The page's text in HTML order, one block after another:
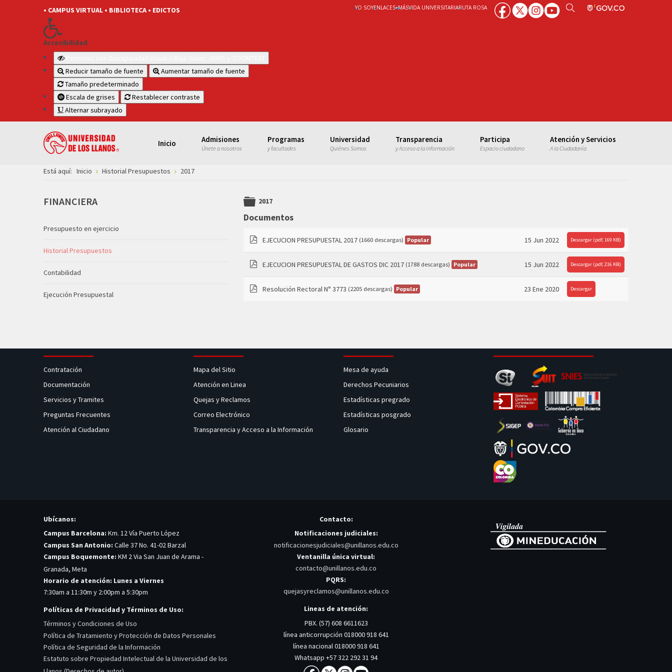
• CAMPUS VIRTUAL • BIBLIOTECA • EDICTOS
Accesibilidad
Reducir tamaño de fuente
Aumentar tamaño de fuente
Tamaño predeterminado
Escala de grises
Restablecer contraste
Alternar subrayado
YO SOYENLACES+MÁSVIDA UNIVERSITARIARUTA ROSA
Inicio Admisiones
Únete a nosotros
Programas
y facultades
Universidad
Quiénes Somos
Transparencia
y Acceso a la información
Participa
Espacio ciudadano
Atención y Servicios
A la Ciudadanía
Está aquí: Inicio Historial Presupuestos 2017
folder
2017
Documentos
EJECUCION PRESUPUESTAL 2017 (1660 descargas) Popular 15 Jun 2022 Descargar (pdf, 169 KB)
EJECUCION PRESUPUESTAL DE GASTOS DIC 2017 (1788 descargas) Popular 15 Jun 2022 Descargar (pdf, 216 KB)
Resolución Rectoral N° 3773 (2205 descargas) Popular 23 Ene 2020 Descargar
FINANCIERA
Presupuesto en ejercicio
Historial Presupuestos
Contabilidad
Ejecución Presupuestal
Contratación
Documentación
Servicios y Tramites
Preguntas Frecuentes
Atención al Ciudadano
Mapa del Sitio
Atención en Linea
Quejas y Reclamos
Correo Electrónico
Transparencia y Acceso a la Información
Mesa de ayuda
Derechos Pecuniarios
Estadísticas pregrado
Estadísticas posgrado
Glosario
Ubícanos:
Campus Barcelona: Km. 12 Vía Puerto López
Campus San Antonio: Calle 37 No. 41-02 Barzal
Campus Boquemonte: KM 2 Via San Juan de Arama -
Granada, Meta
Horario de atención: Lunes a Viernes
7:30am a 11:30m y 2:00pm a 5:30pm
Políticas de Privacidad y Términos de Uso:
Términos y Condiciones de Uso
Política de Tratamiento y Protección de Datos Personales
Política de Seguridad de la Información
Estatuto sobre Propiedad Intelectual de la Universidad de los
Contacto:
Notificaciones judiciales:
notificacionesjudiciales@unillanos.edu.co
Ventanilla única virtual:
contacto@unillanos.edu.co
PQRS:
quejasyreclamos@unillanos.edu.co
Lineas de atención:
PBX. (57) 608 6611623
línea anticorrupción 018000 918 641
línea nacional 018000 918 641
Whatsapp +57 322 292 31 94